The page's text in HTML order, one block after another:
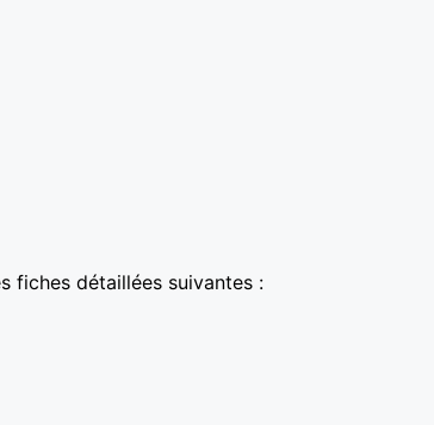
fiches détaillées suivantes :